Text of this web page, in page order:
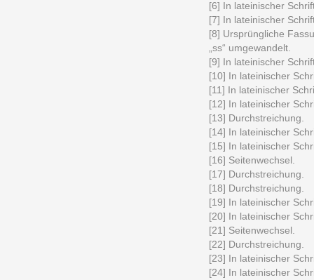
[6] In lateinischer
[7] In lateinischer
[8] Ursprüngliche
„ss“ umgewandelt.
[9] In lateinischer
[10] In lateinischer
[11] In lateinischer
[12] In lateinischer
[13] Durchstreichung.
[14] In lateinischer
[15] In lateinischer
[16] Seitenwechsel.
[17] Durchstreichung.
[18] Durchstreichung.
[19] In lateinischer
[20] In lateinischer
[21] Seitenwechsel.
[22] Durchstreichung.
[23] In lateinischer
[24] In lateinischer